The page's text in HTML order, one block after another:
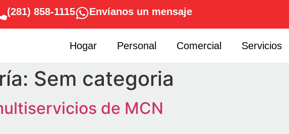
(281) 858-1115 Envíanos un mensaje
Hogar Personal Comercial Servicios
Sem categoria
de MCN